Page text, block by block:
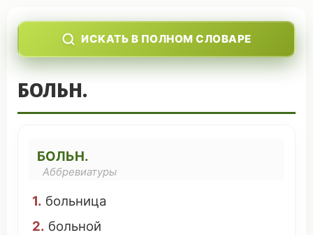
ИСКАТЬ В ПОЛНОМ СЛОВАРЕ
БОЛЬН.
БОЛЬН.
Аббревиатуры
1. больница
2. больной